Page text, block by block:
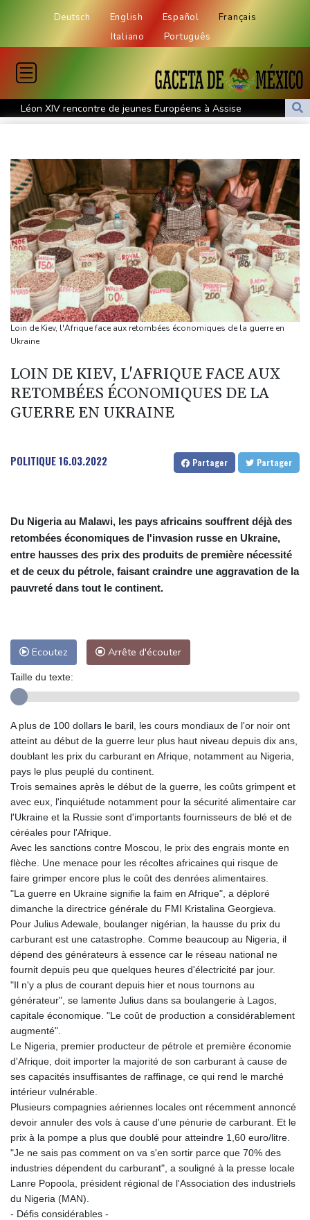
Deutsch English Español
Français
Italiano
Português
Léon XIV rencontre de jeunes Européens à Assise
La Corée du Nord a tiré un missile balistique en direction de la
L'auteur de l'attentat contre un cortège syndical à Munich
condamné à la prison à perpétuité
Corse: le FLNC rejette la "mascarade" de l'autonomie et menace
les "envahisseurs" venant vivre sur l'île
Euro de natation: Sjöström, de retour de maternité, continue à 32
ans de défier le temps
Après cinq mois de guerre, des Iraniens forcés à des sacrifices
au quotidien
Une photojournaliste de l'AFP blessée par Israël honorée lors
d'une cérémonie pour la liberté de la presse
rentrent chez eux
Le Rhin s'assèche, l'industrie allemande en quête de solutions
Paris vole vers des Everests boursiers en attendant un accord
Loin de Kiev, l'Afrique face aux retombées économiques de la guerre en
Ukraine
LOIN DE KIEV, L'AFRIQUE FACE AUX
RETOMBÉES ÉCONOMIQUES DE LA
GUERRE EN UKRAINE
POLITIQUE16.03.2022 Partager Partager
Du Nigeria au Malawi, les pays africains souffrent déjà des
retombées économiques de l'invasion russe en Ukraine,
entre hausses des prix des produits de première nécessité
et de ceux du pétrole, faisant craindre une aggravation de la
pauvreté dans tout le continent.
Ecoutez Arrête d'écouter
Taille du texte:
A plus de 100 dollars le baril, les cours mondiaux de l'or noir ont
atteint au début de la guerre leur plus haut niveau depuis dix ans,
doublant les prix du carburant en Afrique, notamment au Nigeria,
pays le plus peuplé du continent.
Trois semaines après le début de la guerre, les coûts grimpent et
avec eux, l'inquiétude notamment pour la sécurité alimentaire car
l'Ukraine et la Russie sont d'importants fournisseurs de blé et de
céréales pour l'Afrique.
Avec les sanctions contre Moscou, le prix des engrais monte en
flèche. Une menace pour les récoltes africaines qui risque de
faire grimper encore plus le coût des denrées alimentaires.
"La guerre en Ukraine signifie la faim en Afrique", a déploré
dimanche la directrice générale du FMI Kristalina Georgieva.
Pour Julius Adewale, boulanger nigérian, la hausse du prix du
carburant est une catastrophe. Comme beaucoup au Nigeria, il
dépend des générateurs à essence car le réseau national ne
fournit depuis peu que quelques heures d'électricité par jour.
"Il n'y a plus de courant depuis hier et nous tournons au
générateur", se lamente Julius dans sa boulangerie à Lagos,
capitale économique. "Le coût de production a considérablement
augmenté".
Le Nigeria, premier producteur de pétrole et première économie
d'Afrique, doit importer la majorité de son carburant à cause de
ses capacités insuffisantes de raffinage, ce qui rend le marché
intérieur vulnérable.
Plusieurs compagnies aériennes locales ont récemment annoncé
devoir annuler des vols à cause d'une pénurie de carburant. Et le
prix à la pompe a plus que doublé pour atteindre 1,60 euro/litre.
"Je ne sais pas comment on va s'en sortir parce que 70% des
industries dépendent du carburant", a souligné à la presse locale
Lanre Popoola, président régional de l'Association des industriels
du Nigeria (MAN).
- Défis considérables -